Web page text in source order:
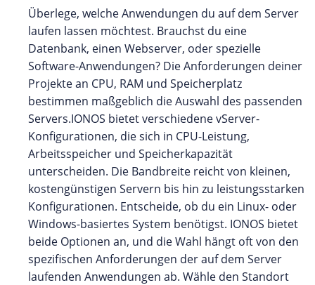
Überlege, welche Anwendungen du auf dem Server
laufen lassen möchtest. Brauchst du eine
Datenbank, einen Webserver, oder spezielle
Software-Anwendungen? Die Anforderungen deiner
Projekte an CPU, RAM und Speicherplatz
bestimmen maßgeblich die Auswahl des passenden
Servers.IONOS bietet verschiedene vServer-
Konfigurationen, die sich in CPU-Leistung,
Arbeitsspeicher und Speicherkapazität
unterscheiden. Die Bandbreite reicht von kleinen,
kostengünstigen Servern bis hin zu leistungsstarken
Konfigurationen. Entscheide, ob du ein Linux- oder
Windows-basiertes System benötigst. IONOS bietet
beide Optionen an, und die Wahl hängt oft von den
spezifischen Anforderungen der auf dem Server
laufenden Anwendungen ab. Wähle den Standort